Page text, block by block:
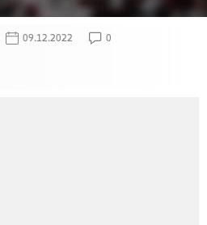
09.12.2022 0